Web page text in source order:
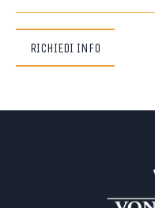
RICHIEDI INFO